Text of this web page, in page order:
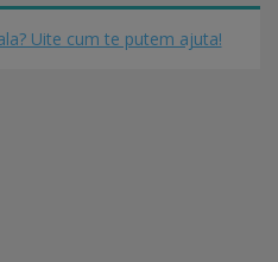
Uite cum te putem ajuta!